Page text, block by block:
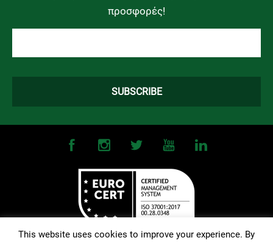
προσφορές!
This website uses cookies to improve your experience. By